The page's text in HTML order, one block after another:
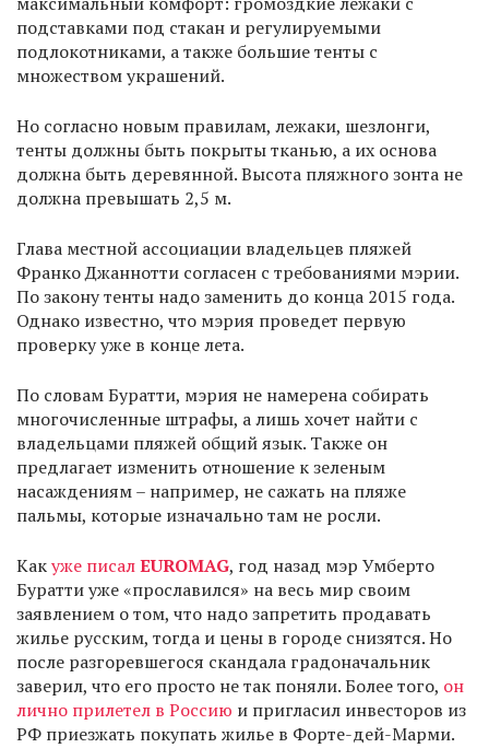
подставками под стакан и регулируемыми
подлокотниками, а также большие тенты с
множеством украшений.
Но согласно новым правилам, лежаки, шезлонги,
тенты должны быть покрыты тканью, а их основа
должна быть деревянной. Высота пляжного зонта не
должна превышать 2,5 м.
Глава местной ассоциации владельцев пляжей
Франко Джаннотти согласен с требованиями мэрии.
По закону тенты надо заменить до конца 2015 года.
Однако известно, что мэрия проведет первую
проверку уже в конце лета.
По словам Буратти, мэрия не намерена собирать
многочисленные штрафы, а лишь хочет найти с
владельцами пляжей общий язык. Также он
предлагает изменить отношение к зеленым
насаждениям – например, не сажать на пляже
пальмы, которые изначально там не росли.
Какуже писалEUROMAG, год назад мэр Умберто
Буратти уже «прославился» на весь мир своим
заявлением о том, что надо запретить продавать
жилье русским, тогда и цены в городе снизятся. Но
после разгоревшегося скандала градоначальник
заверил, что его просто не так поняли. Более того, он
лично прилетел в Россию и пригласил инвесторов из
РФ приезжать покупать жилье в Форте-дей-Марми.